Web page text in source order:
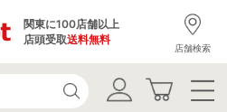
関東に100店舗以上
店頭受取送料無料
店舗検索